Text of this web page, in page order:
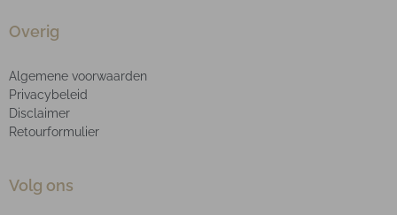
Overig
Algemene voorwaarden
Privacybeleid
Disclaimer
Retourformulier
Volg ons